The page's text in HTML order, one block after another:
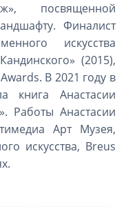
посвященной
Финалист
искусства
(2015),
В 2021 году в
книга Анастасии
Работы Анастасии
Арт Музея,
искусства, Breus